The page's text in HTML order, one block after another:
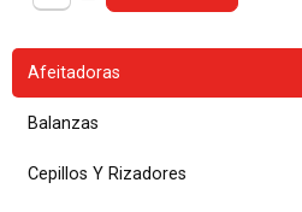
Afeitadoras
Balanzas
Cepillos Y Rizadores